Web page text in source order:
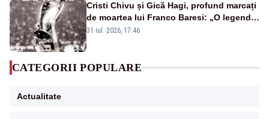
Cristi Chivu și Gică Hagi, profund marcați
de moartea lui Franco Baresi: „O legendă
a fotbalului mondial”
31 iul. 2026, 17:46
CATEGORII POPULARE
Actualitate